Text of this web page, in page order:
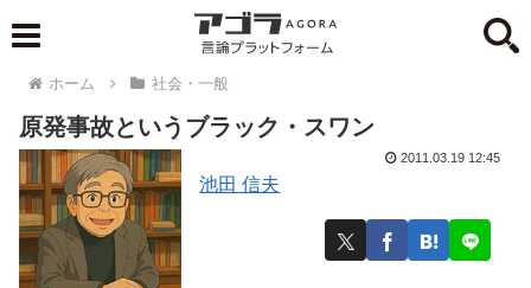
ホーム 社会・一般
原発事故というブラック・スワン
池田 信夫
2011.03.19 12:45